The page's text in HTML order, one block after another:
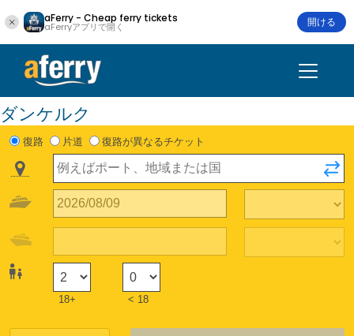
aFerry - Cheap ferry tickets
aFerryアプリで開く 開ける
ダンケルク
復路 片道 復路が異なるチケット
18+ < 18